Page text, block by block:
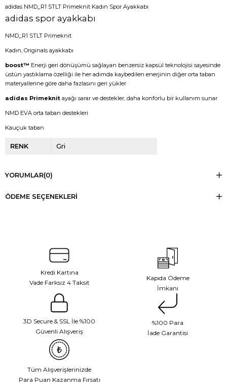
adidas NMD_R1 STLT Primeknit Kadın Spor Ayakkabı
adidas spor ayakkabı
NMD_R1 STLT Primeknit
Kadın, Originals ayakkabı
boost™ Enerji geri dönüşümü sağlayan benzersiz kapsül teknolojisi sayesinde
üstün yastıklama özelliği ile her adımda kaybedilen enerjinin diğer orta taban
materyallerine göre daha fazlasını geri yükler
adidas Primeknit ayağı sarar ve destekler, daha konforlu bir kullanım sunar
NMD EVA orta taban destekleri
Kauçuk taban
RENK Gri
YORUMLAR(0)
ÖDEME SEÇENEKLERI
Kredi Kartına
Vade Farksız 4 Taksit
Kapıda Ödeme
İmkanı
3D Secure & SSL İle %100
Güvenli Alışveriş
%100 Para
İade Garantisi
Tüm Alışverişlerinizde
Para Puan Kazanma Fırsatı